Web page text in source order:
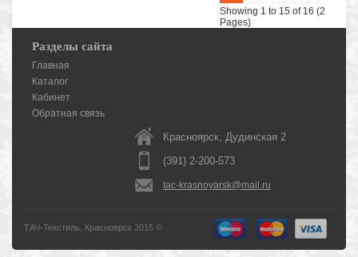
Showing 1 to 15 of 16 (2
Pages)
Разделы сайта
Главная
Каталог
Кабинет
Обратная связь
Красноярск, Дудинская 2
(391) 2-200-573
tac-krasnoyarsk@mail.ru
ТАЧ-Текстиль, Красноярск 2015 ©